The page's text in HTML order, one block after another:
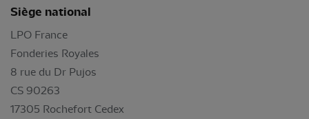
Siège national
LPO France
Fonderies Royales
8 rue du Dr Pujos
CS 90263
17305 Rochefort Cedex